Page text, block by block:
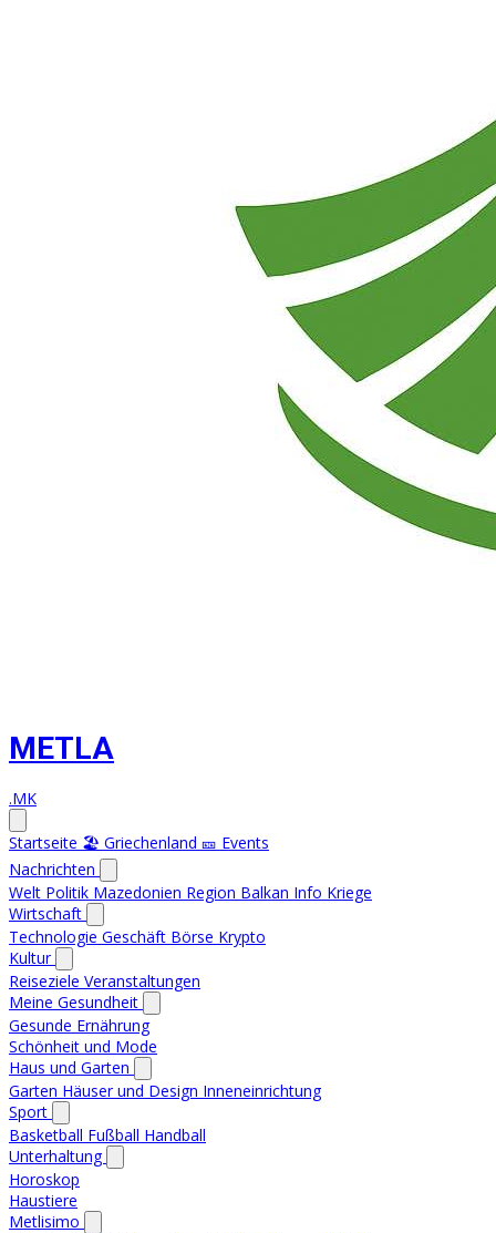
METLA
.MK
Startseite 🏖️ Griechenland 🎫 Events
Nachrichten
Welt Politik Mazedonien Region Balkan Info Kriege
Wirtschaft
Technologie Geschäft Börse Krypto
Kultur
Reiseziele Veranstaltungen
Meine Gesundheit
Gesunde Ernährung
Schönheit und Mode
Haus und Garten
Garten Häuser und Design Inneneinrichtung
Sport
Basketball Fußball Handball
Unterhaltung
Horoskop
Haustiere
Metlisimo